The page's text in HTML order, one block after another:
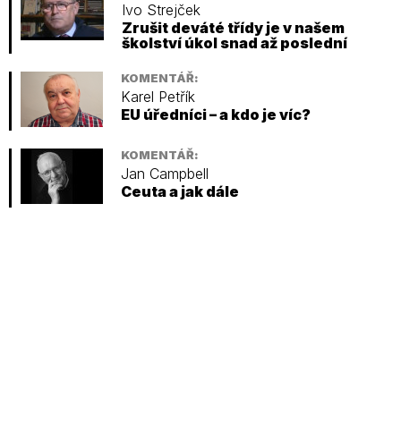
Ivo Strejček
Zrušit deváté třídy je v našem
školství úkol snad až poslední
KOMENTÁŘ:
Karel Petřík
EU úředníci – a kdo je víc?
KOMENTÁŘ:
Jan Campbell
Ceuta a jak dále